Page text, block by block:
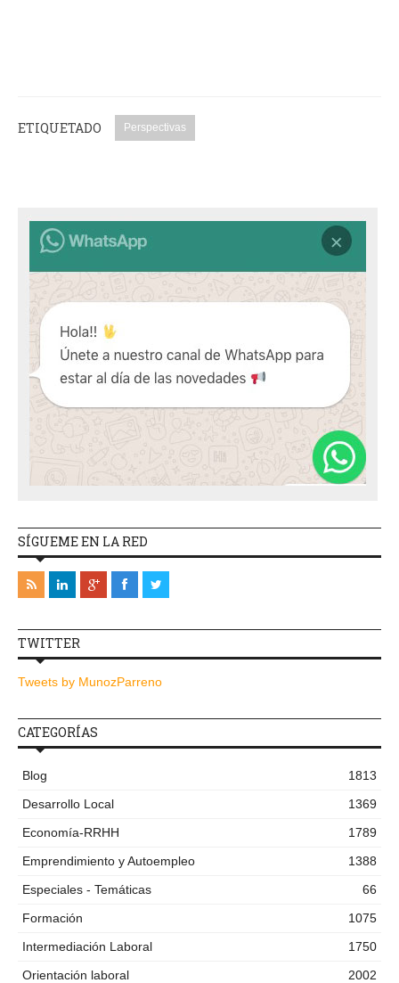
ETIQUETADO Perspectivas
SÍGUEME EN LA RED
TWITTER
Tweets by MunozParreno
CATEGORÍAS
Blog
1813
Desarrollo Local
1369
Economía-RRHH
1789
Emprendimiento y Autoempleo
1388
Especiales - Temáticas
66
Formación
1075
Intermediación Laboral
1750
Orientación laboral
2002